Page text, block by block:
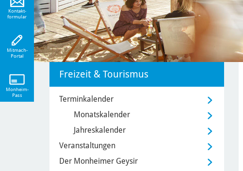
Freizeit & Tourismus
Terminkalender
Monatskalender
Jahreskalender
Veranstaltungen
Der Monheimer Geysir
Kontakt-
formular
Mitmach-
Portal
Monheim-
Pass